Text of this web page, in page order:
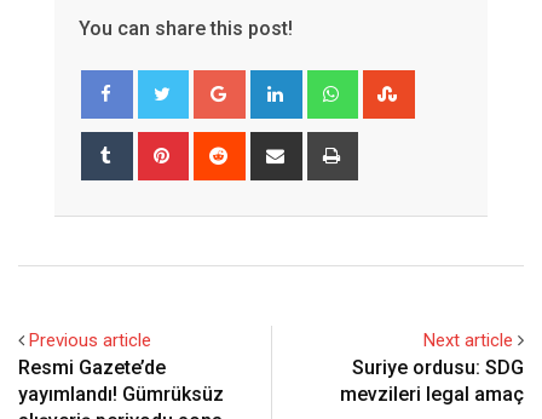
You can share this post!
Google+ LinkedIn Whatsapp
Tumblr Pinterest Reddit
Share
Previous article
Resmi Gazete’de
yayımlandı! Gümrüksüz
Next article
Suriye ordusu: SDG
mevzileri legal amaç